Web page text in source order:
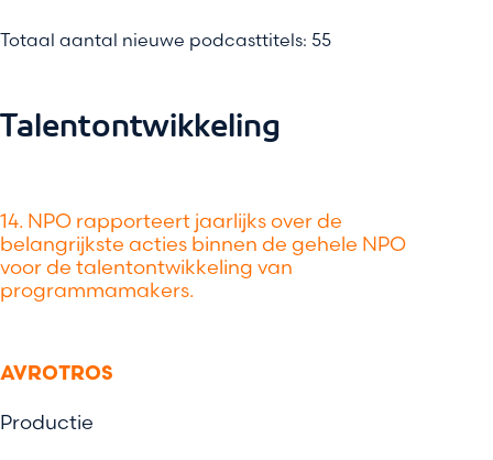
Totaal aantal nieuwe podcasttitels: 55
Talentontwikkeling
14. NPO rapporteert jaarlijks over de
belangrijkste acties binnen de gehele NPO
voor de talentontwikkeling van
programmamakers.
AVROTROS
Productie